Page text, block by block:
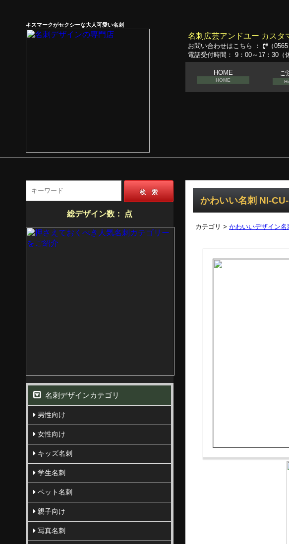
キスマークがセクシーな大人可愛い名刺
名刺広芸アンドユー カスタ
お問い合わせはこちら ： （
電話受付時間： 9：00～17：30（
HOME
HOME
ご
かわいい名刺 NI-
カテゴリ >かわいいデザイン名
検 索
総デザイン数： 点
名刺デザインカテゴリ
男性向け
女性向け
キッズ名刺
学生名刺
ペット名刺
親子向け
写真名刺